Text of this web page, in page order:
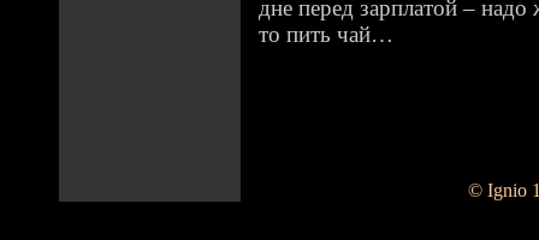
дне перед зарплатой –
то пить чай…
© Ignio